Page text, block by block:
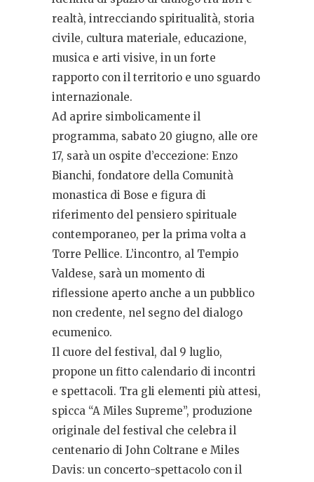
realtà, intrecciando spiritualità, storia
civile, cultura materiale, educazione,
musica e arti visive, in un forte
rapporto con il territorio e uno sguardo
internazionale.
Ad aprire simbolicamente il
programma, sabato 20 giugno, alle ore
17, sarà un ospite d’eccezione: Enzo
Bianchi, fondatore della Comunità
monastica di Bose e figura di
riferimento del pensiero spirituale
contemporaneo, per la prima volta a
Torre Pellice. L’incontro, al Tempio
Valdese, sarà un momento di
riflessione aperto anche a un pubblico
non credente, nel segno del dialogo
ecumenico.
Il cuore del festival, dal 9 luglio,
propone un fitto calendario di incontri
e spettacoli. Tra gli elementi più attesi,
spicca “A Miles Supreme”, produzione
originale del festival che celebra il
centenario di John Coltrane e Miles
Davis: un concerto-spettacolo con il